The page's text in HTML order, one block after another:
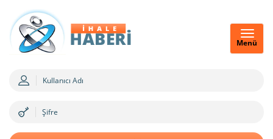
Menü